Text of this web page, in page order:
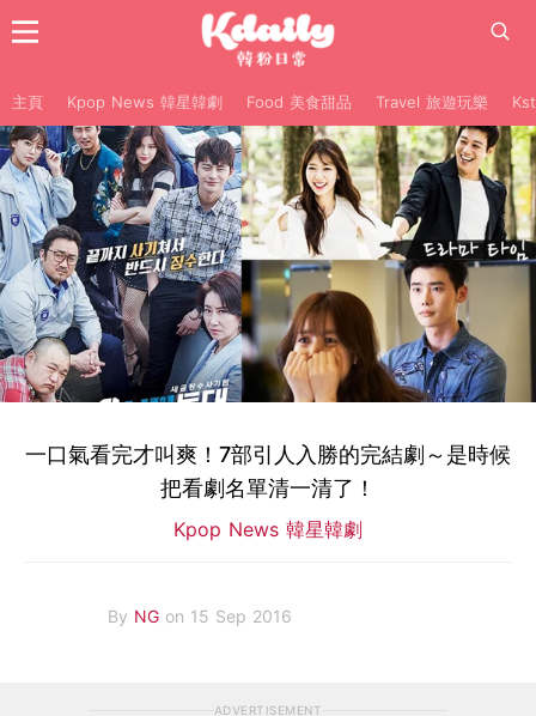
主頁 Kpop News 韓星韓劇 Food 美食甜品 Travel 旅遊玩樂
一口氣看完才叫爽！7部引人入勝的完結劇～是時候
把看劇名單清一清了！
Kpop News 韓星韓劇
By NG on 15 Sep 2016
ADVERTISEMENT